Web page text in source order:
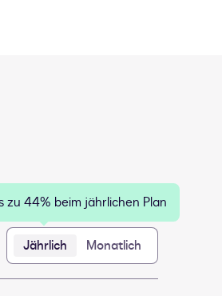
zu 44% beim jährlichen Plan
Jährlich Monatlich